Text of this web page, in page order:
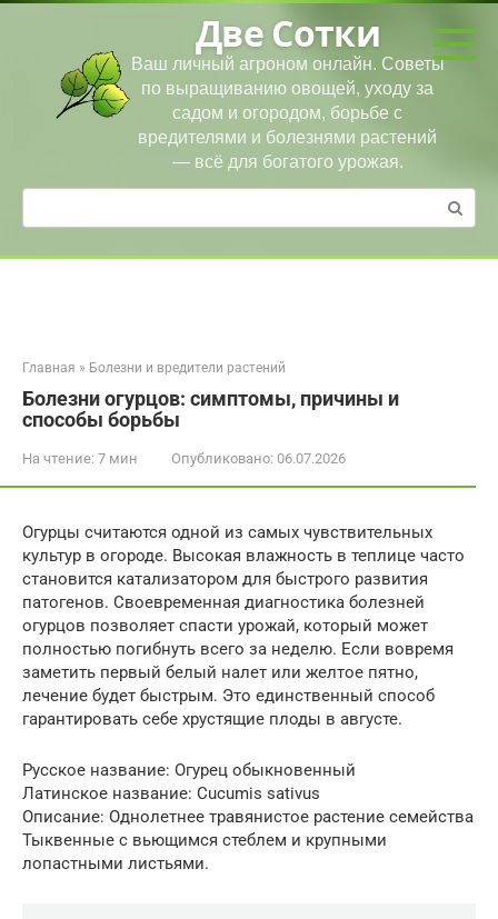
Перейти
Две Сотки
Ваш личный агроном онлайн. Советы
по выращиванию овощей, уходу за
садом и огородом, борьбе с
вредителями и болезнями растений
— всё для богатого урожая.
Поиск:
Главная » Болезни и вредители растений
Болезни огурцов: симптомы, причины и
способы борьбы
На чтение: 7 мин Опубликовано: 06.07.2026
Огурцы считаются одной из самых чувствительных
культур в огороде. Высокая влажность в теплице часто
становится катализатором для быстрого развития
патогенов. Своевременная диагностика болезней
огурцов позволяет спасти урожай, который может
полностью погибнуть всего за неделю. Если вовремя
заметить первый белый налет или желтое пятно,
лечение будет быстрым. Это единственный способ
гарантировать себе хрустящие плоды в августе.
Русское название: Огурец обыкновенный
Латинское название: Cucumis sativus
Описание: Однолетнее травянистое растение семейства
Тыквенные с вьющимся стеблем и крупными
лопастными листьями.